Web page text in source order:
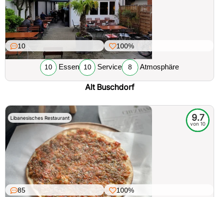
10 100%
10 Essen 10 Service 8 Atmosphäre
Alt Buschdorf
Libanesisches Restaurant 9.7
von 10
85 100%